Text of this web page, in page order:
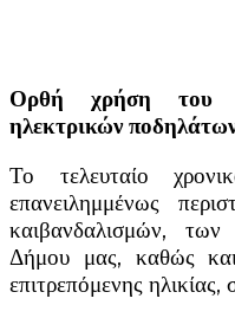
Ορθή χρήση του
ηλεκτρικών
Το τελευταίο
επανειλημμένως
καιβανδαλισμών,
Δήμου μας, καθώς
επιτρεπόμενης